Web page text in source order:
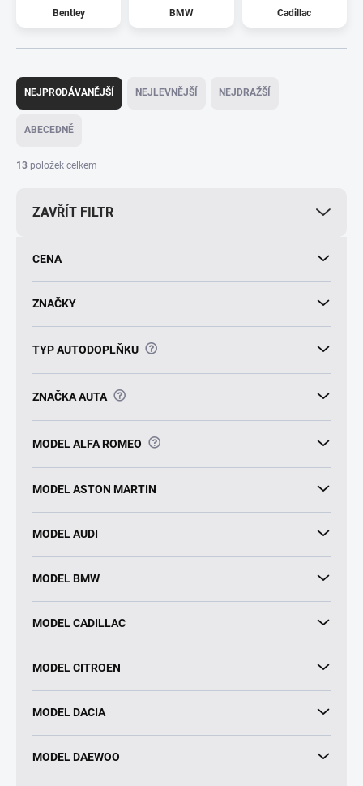
Bentley BMW Cadillac
Ř
z
í
NEJPRODÁVANĚJŠÍ NEJLEVNĚJŠÍ NEJDRAŽŠÍ
ABECEDNĚ
13 položek celkem
ZAVŘÍT FILTR
CENA
ZNAČKY
TYP AUTODOPLŇKU ?
ZNAČKA AUTA ?
MODEL ALFA ROMEO ?
MODEL ASTON MARTIN
MODEL AUDI
MODEL BMW
MODEL CADILLAC
MODEL CITROEN
MODEL DACIA
MODEL DAEWOO